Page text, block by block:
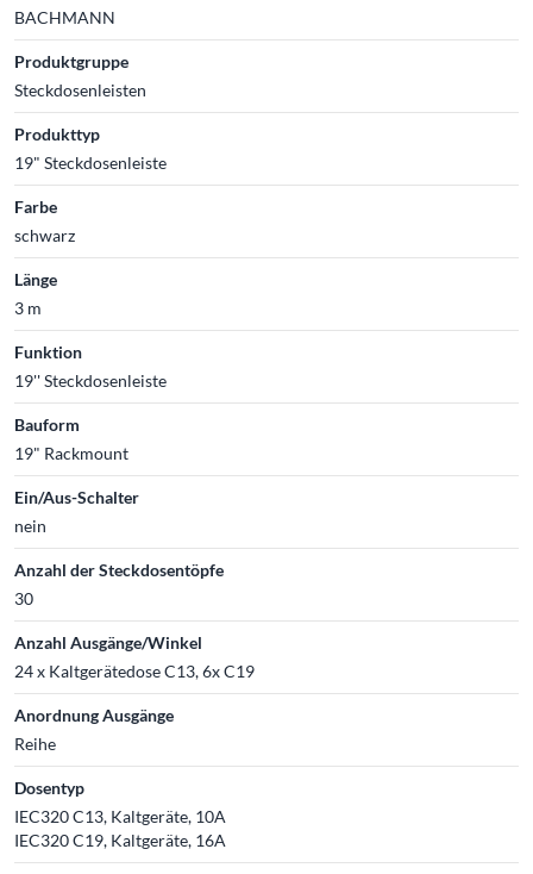
BACHMANN
Produktgruppe
Steckdosenleisten
Produkttyp
19" Steckdosenleiste
Farbe
schwarz
Länge
3 m
Funktion
19'' Steckdosenleiste
Bauform
19" Rackmount
Ein/Aus-Schalter
nein
Anzahl der Steckdosentöpfe
30
Anzahl Ausgänge/Winkel
24 x Kaltgerätedose C13, 6x C19
Anordnung Ausgänge
Reihe
Dosentyp
IEC320 C13, Kaltgeräte, 10A
IEC320 C19, Kaltgeräte, 16A